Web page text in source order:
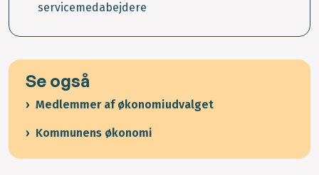
servicemedabejdere
Se også
Medlemmer af økonomiudvalget
Kommunens økonomi